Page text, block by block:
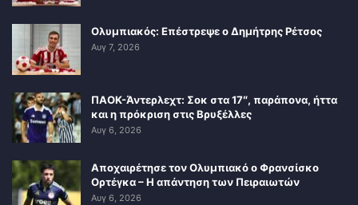
Ολυμπιακός: Επέστρεψε ο Δημήτρης Ρέτσος
Αυγ 7, 2026
ΠΑΟΚ-Άντερλεχτ: Σοκ στα 17″, παράπονα, ήττα
και η πρόκριση στις Βρυξέλλες
Αυγ 6, 2026
Αποχαιρέτησε τον Ολυμπιακό ο Φρανσίσκο
Ορτέγκα – Η απάντηση των Πειραιωτών
Αυγ 6, 2026